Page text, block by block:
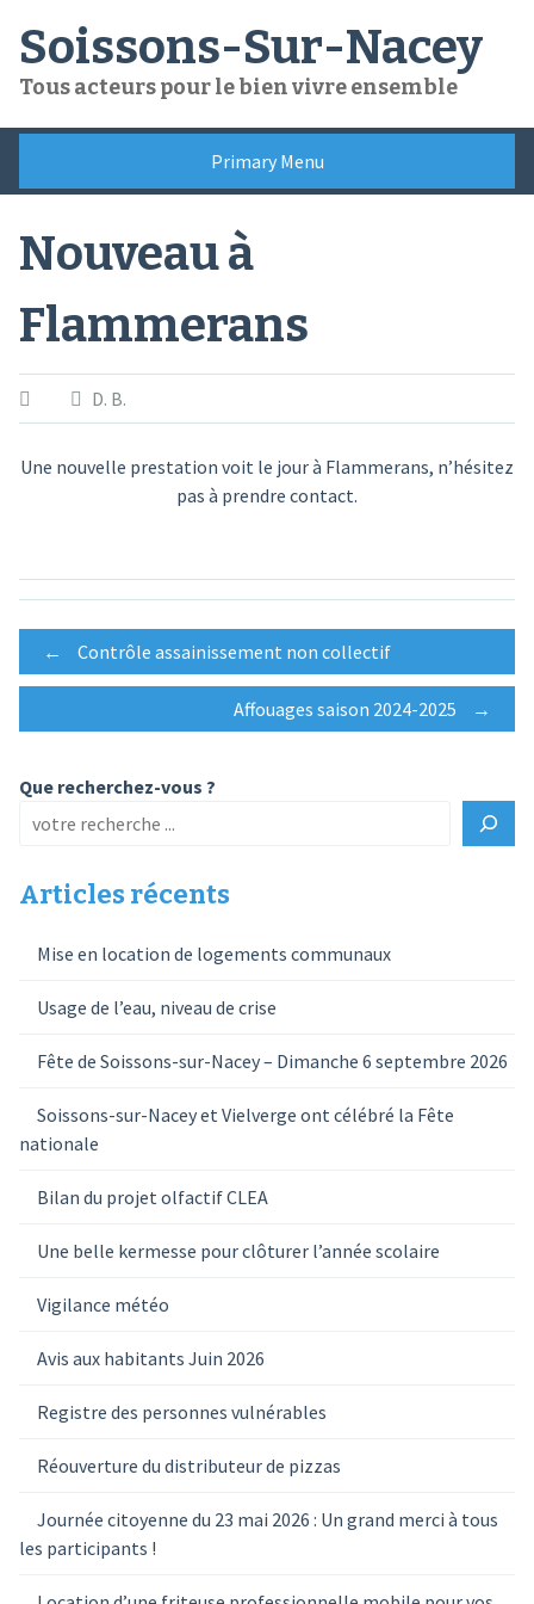
content
Soissons-Sur-Nacey
Tous acteurs pour le bien vivre ensemble
Primary Menu
Nouveau à
Flammerans
D. B.
Une nouvelle prestation voit le jour à Flammerans, n’hésitez
pas à prendre contact.
Post
navigation
← Contrôle assainissement non collectif
Affouages saison 2024-2025 →
Que recherchez-vous ?
Articles récents
Mise en location de logements communaux
Usage de l’eau, niveau de crise
Fête de Soissons-sur-Nacey – Dimanche 6 septembre 2026
Soissons-sur-Nacey et Vielverge ont célébré la Fête
nationale
Bilan du projet olfactif CLEA
Une belle kermesse pour clôturer l’année scolaire
Vigilance météo
Avis aux habitants Juin 2026
Registre des personnes vulnérables
Réouverture du distributeur de pizzas
Journée citoyenne du 23 mai 2026 : Un grand merci à tous
les participants !